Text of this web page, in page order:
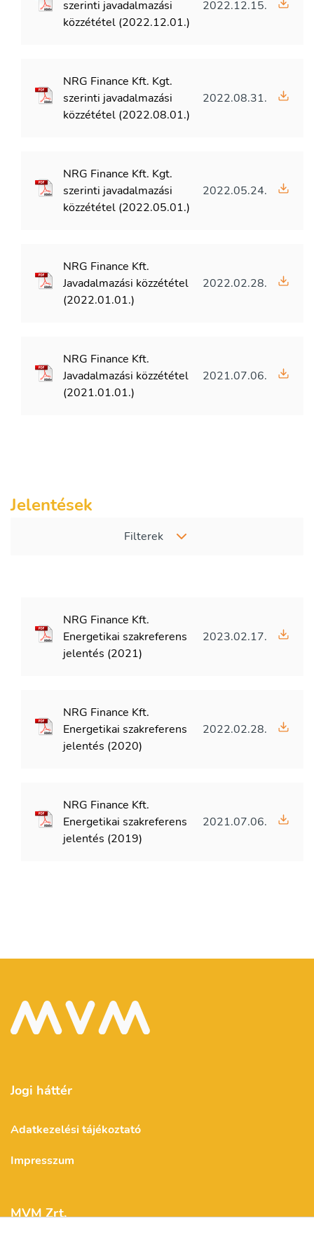
szerinti javadalmazási
közzététel (2022.12.01.)
2022.12.15.
NRG Finance Kft. Kgt.
szerinti javadalmazási
közzététel (2022.08.01.)
2022.08.31.
NRG Finance Kft. Kgt.
szerinti javadalmazási
közzététel (2022.05.01.)
2022.05.24.
NRG Finance Kft.
Javadalmazási közzététel
(2022.01.01.)
2022.02.28.
NRG Finance Kft.
Javadalmazási közzététel
(2021.01.01.)
2021.07.06.
Jelentések
Filterek
NRG Finance Kft.
Energetikai szakreferens
jelentés (2021)
2023.02.17.
NRG Finance Kft.
Energetikai szakreferens
jelentés (2020)
2022.02.28.
NRG Finance Kft.
Energetikai szakreferens
jelentés (2019)
2021.07.06.
Jogi háttér
Adatkezelési tájékoztató
Impresszum
MVM Zrt.